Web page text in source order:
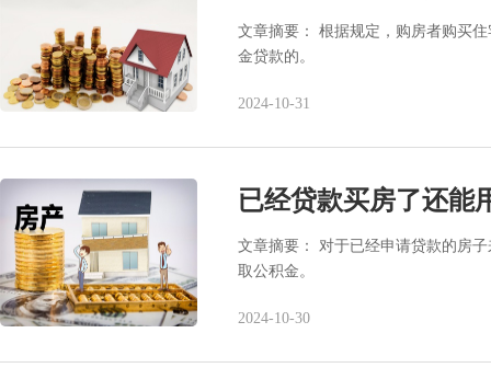
文章摘要： 根据规定，购房者购买
金贷款的。
2024-10-31
已经贷款买房了还能
文章摘要： 对于已经申请贷款的房
取公积金。
2024-10-30